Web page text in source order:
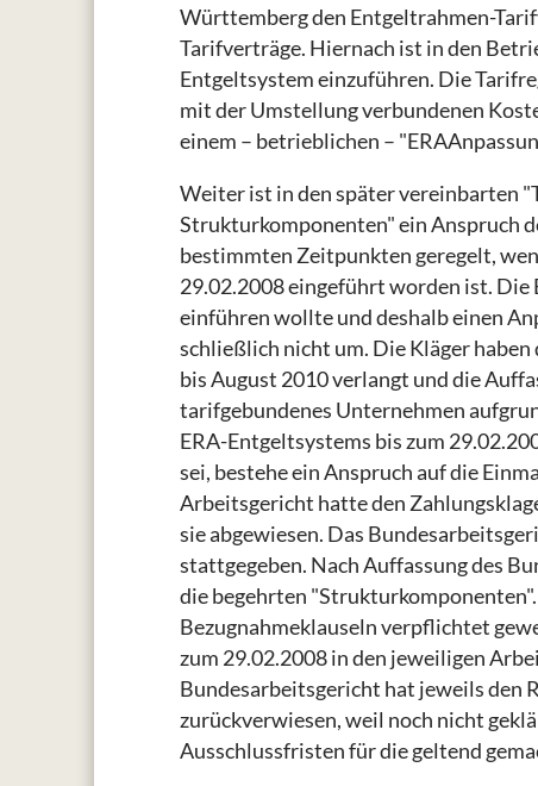
Württemberg den Entgeltrahmen-
Tarifverträge. Hiernach ist in den
Entgeltsystem einzuführen. Die
mit der Umstellung verbundenen
einem – betrieblichen –
Weiter ist in den später vereinbarten
Strukturkomponenten" ein Anspruch
bestimmten Zeitpunkten geregelt,
29.02.2008 eingeführt worden ist. Die
einführen wollte und deshalb einen
schließlich nicht um. Die Kläger
bis August 2010 verlangt und die
tarifgebundenes Unternehmen
ERA-Entgeltsystems bis zum
sei, bestehe ein Anspruch auf die
Arbeitsgericht hatte den
sie abgewiesen. Das
stattgegeben. Nach Auffassung des
die begehrten
Bezugnahmeklauseln verpflichtet
zum 29.02.2008 in den jeweiligen
Bundesarbeitsgericht hat jeweils den
zurückverwiesen, weil noch nicht
Ausschlussfristen für die geltend